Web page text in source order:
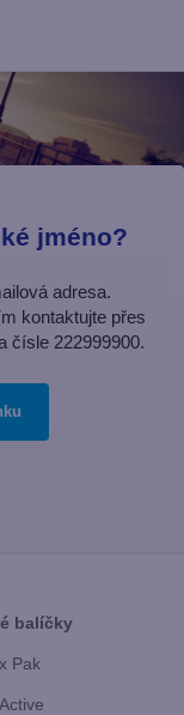
jméno?
adresa.
kontaktujte přes
čísle 222999900.
balíčky
Pak